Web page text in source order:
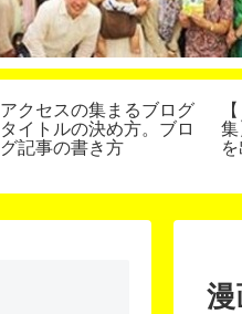
アクセスの集まるブログ
タイトルの決め方。ブロ
グ記事の書き方